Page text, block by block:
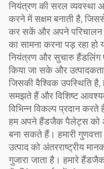
नियंत्रण की सरल व्यवस्था
करने में सक्षम बनाती है,
कर सकें और अपने परिचालन
का सामना करना पड़ रहा
नियंत्रण और सुचारु हैंडलिंग
किया जा सके और उत्पादकता
जिसकी वैश्विक उपस्थिति
समझते हैं और विशिष्ट
विभिन्न विकल्प प्रदान
हम अपने हैंडजैक पैलेट्स को
बना सकते हैं। हमारी
उत्पाद को अंतरराष्ट्रीय
गुजारा जाता है। हमारे